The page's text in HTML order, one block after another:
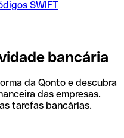
SWIFT
bancária
da Qonto e descubra
das empresas.
tarefas bancárias.